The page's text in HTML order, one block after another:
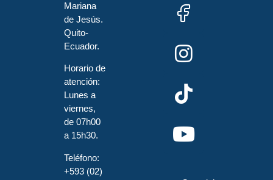
Mariana
de Jesús.
Quito-
Ecuador.
Horario de
atención:
Lunes a
viernes,
de 07h00
a 15h30.
Teléfono:
+593 (02)